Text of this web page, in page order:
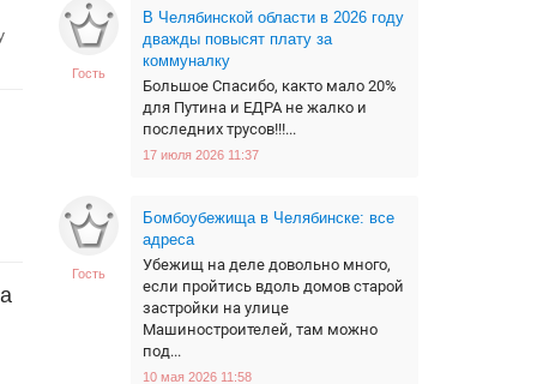
Гость
В Челябинской области в 2026 году
дважды повысят плату за
коммуналку
Большое Спасибо, както мало 20%
для Путина и ЕДРА не жалко и
последних трусов!!!...
17 июля 2026 11:37
Гость
Бомбоубежища в Челябинске: все
адреса
Убежищ на деле довольно много,
если пройтись вдоль домов старой
застройки на улице
Машиностроителей, там можно
под...
10 мая 2026 11:58